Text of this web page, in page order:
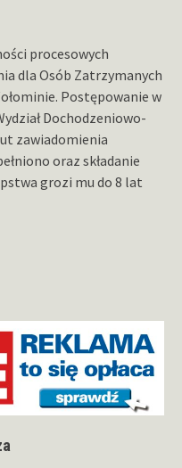
procesowych
dla Osób Zatrzymanych
Postępowanie w
Dochodzeniowo-
zawiadomienia
oraz składanie
grozi mu do 8 lat